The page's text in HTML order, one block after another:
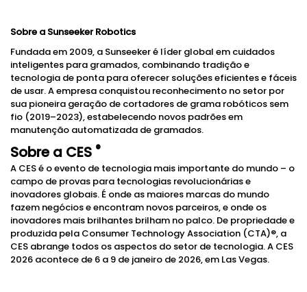
Sobre a SunseekerRobotics
Fundada em 2009, a Sunseeker é líder global em cuidados
inteligentes para gramados, combinando tradição e
tecnologia de ponta para oferecer soluções eficientes e fáceis
de usar. A empresa conquistou reconhecimento no setor por
sua pioneira geração de cortadores de grama robóticos sem
fio (2019–2023), estabelecendo novos padrões em
manutenção automatizada de gramados.
Sobre a CES ®
A CES é o evento de tecnologia mais importante do mundo – o
campo de provas para tecnologias revolucionárias e
inovadores globais. É onde as maiores marcas do mundo
fazem negócios e encontram novos parceiros, e onde os
inovadores mais brilhantes brilham no palco. De propriedade e
produzida pela Consumer Technology Association (CTA)®, a
CES abrange todos os aspectos do setor de tecnologia. A CES
2026 acontece de 6 a 9 de janeiro de 2026, em Las Vegas.